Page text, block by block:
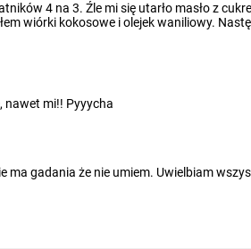
4 na 3. Źle mi się utarło masło z
wiórki kokosowe i olejek waniliowy.
nawet mi!! Pyyycha
ma gadania że nie umiem. Uwielbiam